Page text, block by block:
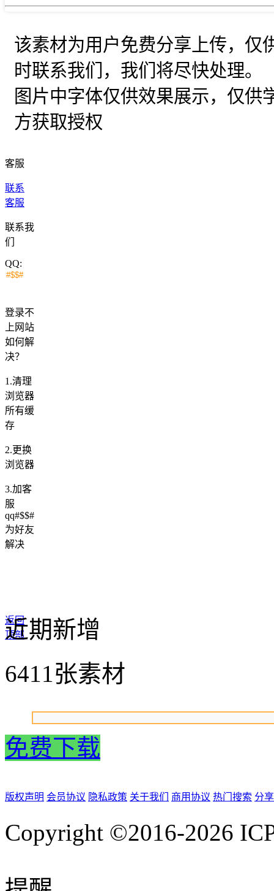
该素材为用户免费分享上传，仅
时联系我们，我们将尽快处理。
图片中字体仅供效果展示，仅供
方获取授权
客服
联系
客服
联系我
们
QQ:
登录不
上网站
如何解
决？
1.清理
浏览器
所有缓
存
2.更换
浏览器
3.加客
服
qq#$$#
为好友
解决
返回
顶部
近期新增
6411张素材
免费下载
版权声明 会员协议 隐私政策 关于我们 商用协议 热门搜索 分
Copyright ©2016-2026